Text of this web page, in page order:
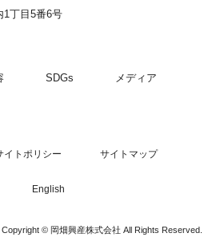
1丁目5番6号
SDGs メディア
イトポリシー サイトマップ
English
Copyright © 岡畑興産株式会社 All Rights Reserved.